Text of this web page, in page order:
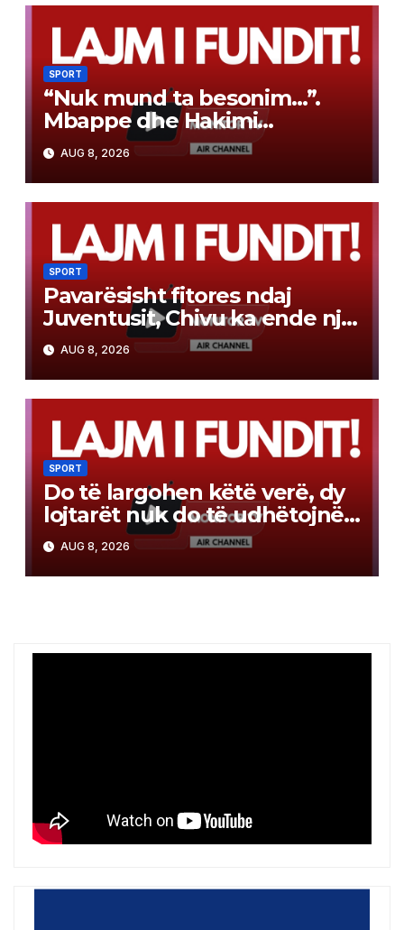
SPORT
“Nuk mund ta besonim…”.
Mbappe dhe Hakimi
surprizojnë ekipin e
kategorisë së tretë duke iu
bashkuar në stërvitje
AUG 8, 2026
SPORT
Pavarësisht fitores ndaj
Juventusit, Chivu ka ende një
“merak”: Nuk jemi gati…
AUG 8, 2026
SPORT
Do të largohen këtë verë, dy
lojtarët nuk do të udhëtojnë
me Barcelonën për
miqësoren e sotme në Itali
AUG 8, 2026